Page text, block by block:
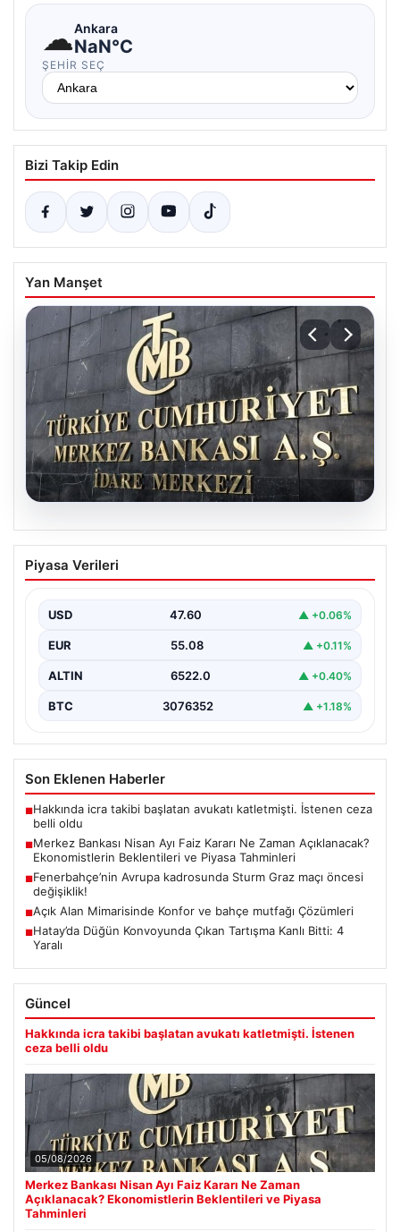
☁Ankara
NaN°C
ŞEHIR SEÇ
Bizi Takip Edin
Yan Manşet
05.08.2026
Merkez Bankası Nisan Ayı Faiz Kararı Ne
Zaman Açıklanacak? Ekonomistlerin
Türkiye Cumhuriyet Merkez Bankası (TCMB) Para
üzere…
Piyasa Verileri
USD 47.60 ▲ +0.06%
EUR 55.08 ▲ +0.11%
ALTIN 6522.0 ▲ +0.40%
BTC 3076352 ▲ +1.18%
Son Eklenen Haberler
■Hakkında icra takibi başlatan avukatı katletmişti. İstenen ceza
belli oldu
■Merkez Bankası Nisan Ayı Faiz Kararı Ne Zaman Açıklanacak?
Ekonomistlerin Beklentileri ve Piyasa Tahminleri
■Fenerbahçe’nin Avrupa kadrosunda Sturm Graz maçı öncesi
değişiklik!
■Açık Alan Mimarisinde Konfor ve bahçe mutfağı Çözümleri
■Hatay’da Düğün Konvoyunda Çıkan Tartışma Kanlı Bitti: 4
Yaralı
Güncel
Hakkında icra takibi başlatan avukatı katletmişti. İstenen
ceza belli oldu
05/08/2026
Merkez Bankası Nisan Ayı Faiz Kararı Ne Zaman
Açıklanacak? Ekonomistlerin Beklentileri ve Piyasa
Tahminleri